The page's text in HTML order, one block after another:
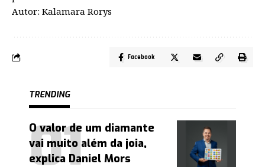
Autor: Kalamara Rorys
Facebook
TRENDING
O valor de um diamante
vai muito além da joia,
explica Daniel Mors